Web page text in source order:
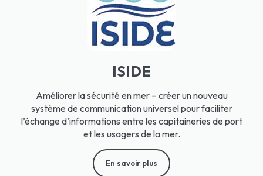
ISIDE
Améliorer la sécurité en mer – créer un nouveau
système de communication universel pour faciliter
l’échange d’informations entre les capitaineries de port
et les usagers de la mer.
En savoir plus